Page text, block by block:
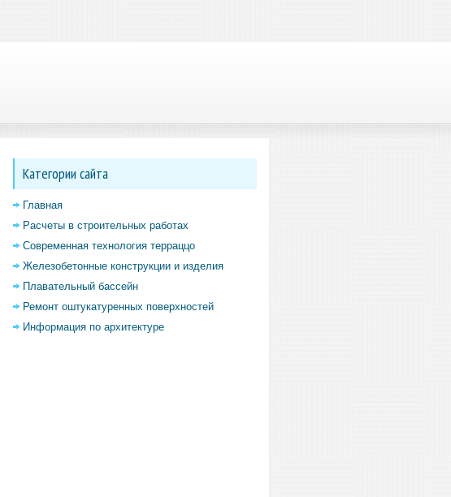
Категории сайта
Главная
Расчеты в строительных работах
Современная технология терраццо
Железобетонные конструкции и изделия
Плавательный бассейн
Ремонт оштукатуренных поверхностей
Информация по архитектуре